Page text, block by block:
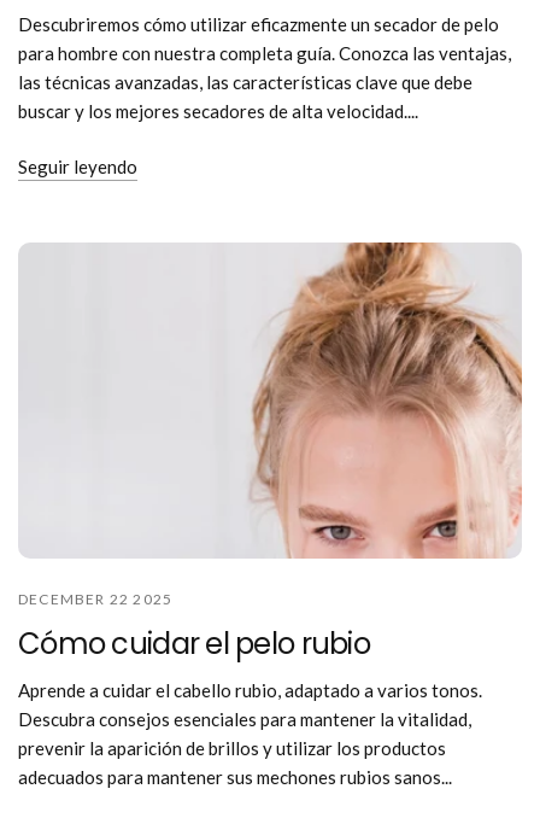
Descubriremos cómo utilizar eficazmente un secador de pelo
para hombre con nuestra completa guía. Conozca las ventajas,
las técnicas avanzadas, las características clave que debe
buscar y los mejores secadores de alta velocidad....
Seguir leyendo
DECEMBER 22 2025
Cómo cuidar el pelo rubio
Aprende a cuidar el cabello rubio, adaptado a varios tonos.
Descubra consejos esenciales para mantener la vitalidad,
prevenir la aparición de brillos y utilizar los productos
adecuados para mantener sus mechones rubios sanos...